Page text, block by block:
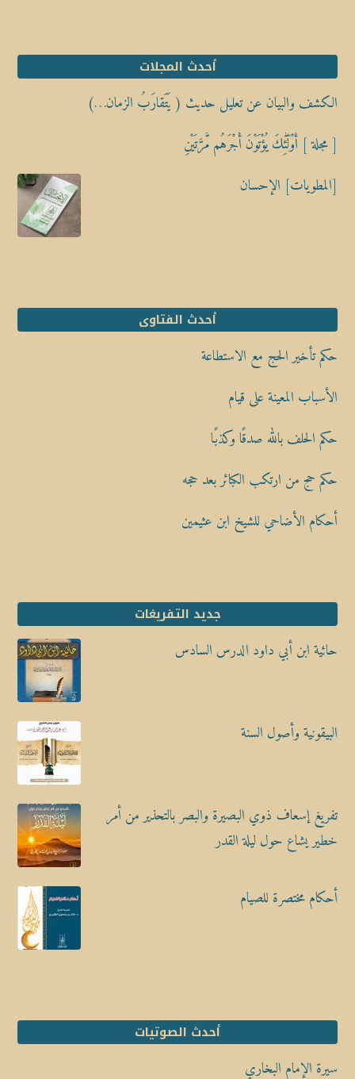
أحدث المجلات
الكشف والبيان عن تعليل حديث ( يَتَقارَبُ الزمان…)
[ مجلة ] أُوْلَٰٓئِكَ يُؤْتَوْنَ أَجْرَهُم مَّرَّتَيْنِ
[المطويات] الإحسان
أحدث الفتاوى
حكم تأخير الحج مع الاستطاعة
الأسباب المعينة على قيام
حكم الحلف بالله صدقًا وكذبًا
حكم حج من ارتكب الكبائر بعد حجه
أحكام الأضاحي للشيخ ابن عثيمين
جديد التفريغات
حائية ابن أبي داود الدرس السادس
البيقونية وأصول السنة
تفريغ إسعاف ذوي البصيرة والبصر بالتحذير من أمر
خطير يشاع حول ليلة القدر
أحكام مختصرة للصيام
أحدث الصوتيات
سيرة الإمام البخاري